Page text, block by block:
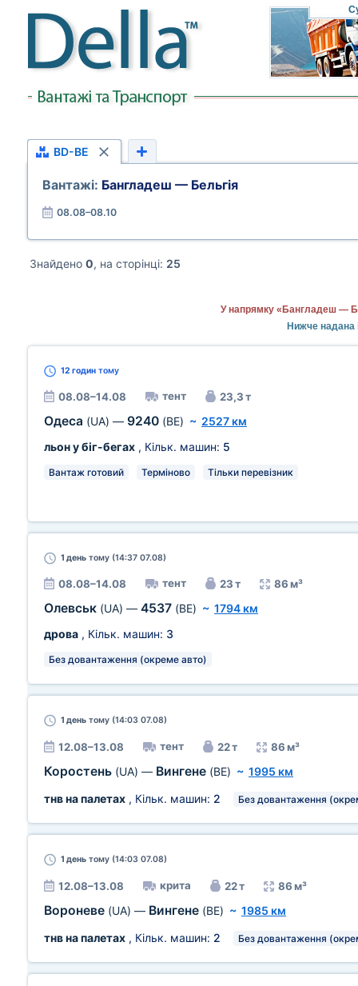
BD-BE
Вантажі: Бангладеш — Бельгія
08.08–08.10
Знайдено 0, на сторінці: 25
У напрямку «Бангладеш —
Нижче надана
12 годин тому
08.08–14.08 тент 23,3 т
Одеса (UA) — 9240 (BE) ~ 2527 км
льон у біг-бегах , Кільк. машин: 5
Вантаж готовий Терміново Тільки перевізник
1 день тому (14:37 07.08)
08.08–14.08 тент 23 т 86 м³
Олевськ (UA) — 4537 (BE) ~ 1794 км
дрова , Кільк. машин: 3
Без довантаження (окреме авто)
1 день тому (14:03 07.08)
12.08–13.08 тент 22 т 86 м³
Коростень (UA) — Вингене (BE) ~ 1995 км
тнв на палетах , Кільк. машин: 2 Без довантаження
1 день тому (14:03 07.08)
12.08–13.08 крита 22 т 86 м³
Вороневе (UA) — Вингене (BE) ~ 1985 км
тнв на палетах , Кільк. машин: 2 Без довантаження